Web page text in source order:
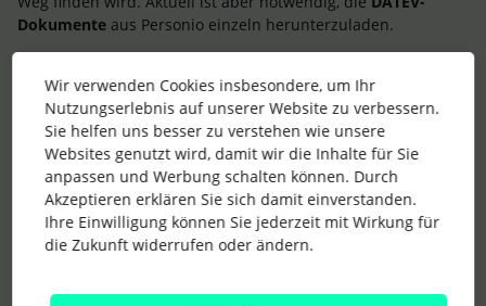
Dokumente aus Personio einzeln herunterzuladen.
Solltest Du hierzu Rückfragen empfehle ich Dir ein Support-
Ticket einzureichen. Das Support-Team ist überAntworten
Finden zu kontaktieren (Achtung, nur für
Kontoinhabendeverfügbar). Wähle in diesem Bereich das
Thema Deiner Anfrage und diese wird direkt an das
verantwortliche Team weitergeleitet.
Ich wünsche Dir einen tollen Tag.
Wir verwenden Cookies insbesondere, um Ihr
Nutzungserlebnis auf unserer Website zu verbessern.
Sie helfen uns besser zu verstehen wie unsere
Websites genutzt wird, damit wir die Inhalte für Sie
anpassen und Werbung schalten können. Durch
Akzeptieren erklären Sie sich damit einverstanden.
Ihre Einwilligung können Sie jederzeit mit Wirkung für
die Zukunft widerrufen oder ändern.